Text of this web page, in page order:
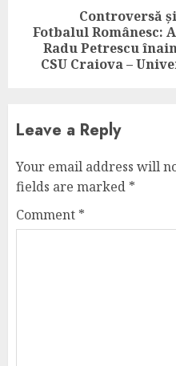
Next
post:
Controversă
Fotbalul
Radu Petrescu
CSU Craiova –
Leave a Reply
Your email address will
fields are marked *
Comment *